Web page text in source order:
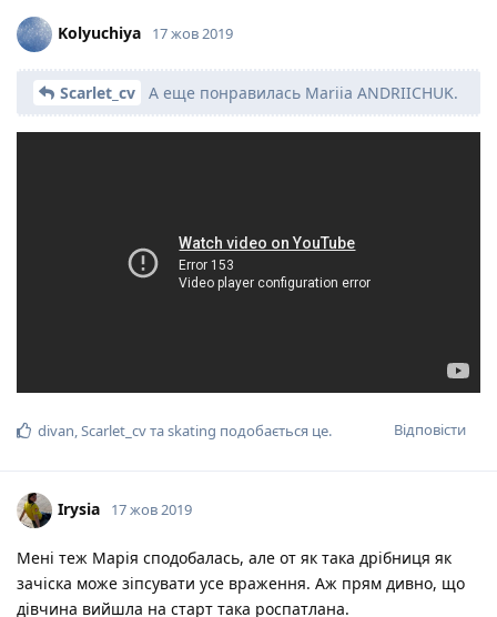
Kolyuchiya 17 жов 2019
Scarlet_cv А еще понравилась Mariia ANDRIICHUK.
Відповісти
divan,Scarlet_cvтаskating подобається це.
Irysia 17 жов 2019
Мені теж Марія сподобалась, але от як така дрібниця як
зачіска може зіпсувати усе враження. Аж прям дивно, що
дівчина вийшла на старт така роспатлана.